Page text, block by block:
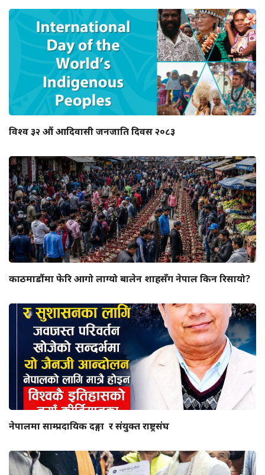
विश्व ३२ औं आदिवासी जनजाति दिवस २०८३
काठमाडौंमा फेरि आगो लाग्यो बालेन शाहसँग नेपाल किन रिसायो?
नेपालमा साम्प्रदायिक दङ्गा र संयुक्त राष्ट्रसंघ